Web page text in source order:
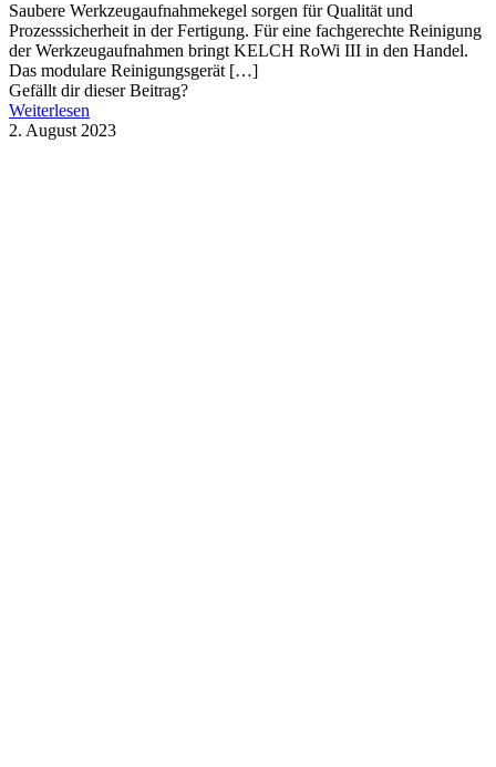
Saubere Werkzeugaufnahmekegel sorgen für Qualität und
Prozesssicherheit in der Fertigung. Für eine fachgerechte Reinigung
der Werkzeugaufnahmen bringt KELCH RoWi III in den Handel.
Das modulare Reinigungsgerät […]
Gefällt dir dieser Beitrag?
Weiterlesen
2. August 2023